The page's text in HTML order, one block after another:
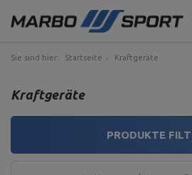
Sie sind hier: Startseite Kraftgeräte
Kraftgeräte
PRODUKTE